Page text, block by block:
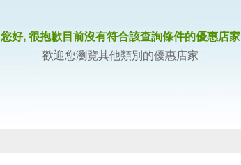
您好, 很抱歉目前沒有符合該查詢條件的優惠店家
歡迎您瀏覽其他類別的優惠店家